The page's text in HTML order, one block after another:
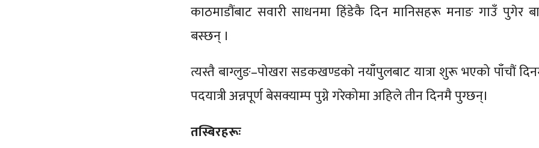
काठमाडौंबाट सवारी साधनमा हिंडेकै दिन मानिसहरू मनाङ गाउँ पुगेर
बस्छन् ।
त्यस्तै बाग्लुङ–पोखरा सडकखण्डको नयाँपुलबाट यात्रा शुरू भएको पाँचौं
पदयात्री अन्नपूर्ण बेसक्याम्प पुग्ने गरेकोमा अहिले तीन दिनमै पुग्छन्।
तस्बिरहरूः